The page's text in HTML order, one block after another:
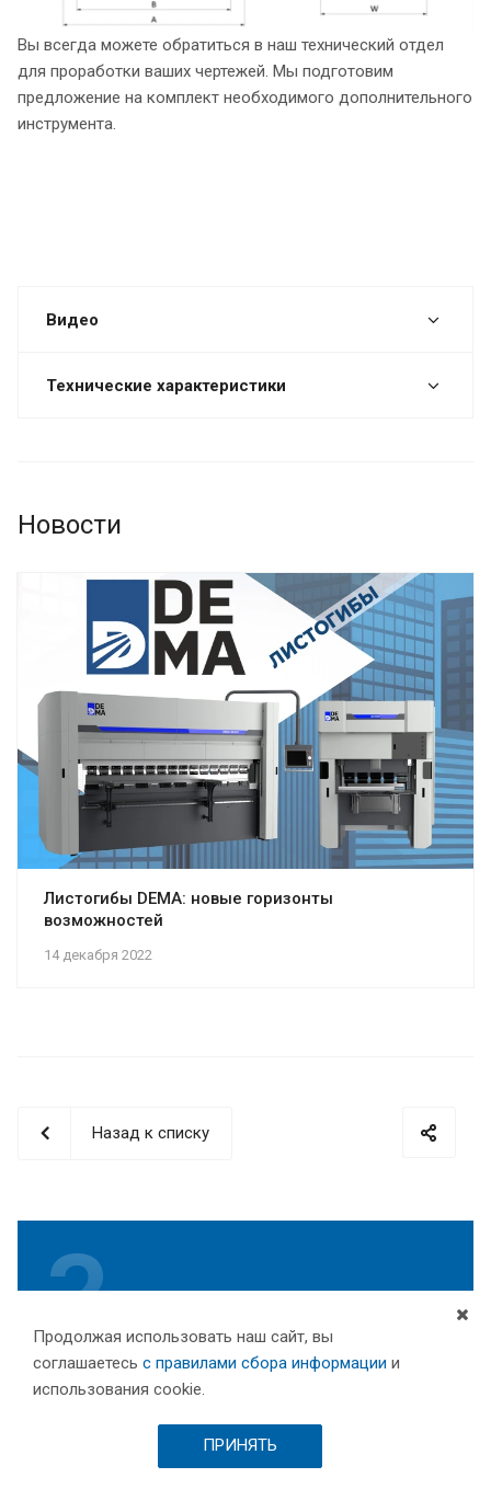
Вы всегда можете обратиться в наш технический отдел
для проработки ваших чертежей. Мы подготовим
предложение на комплект необходимого дополнительного
инструмента.
Видео
Технические характеристики
Новости
14 декабря 2022
Листогибы DEMA: новые горизонты
возможностей
Назад к списку
Нужна консультация?
Мы готовы подробно рассказать об
рассчитать стоимость и подготовить
Продолжая использовать наш сайт, вы
соглашаетесь с правилами сбора информации и
использования cookie.
ПРИНЯТЬ